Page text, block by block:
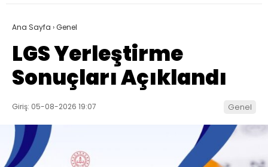
Ana Sayfa ›Genel
LGS Yerleştirme
Sonuçları Açıklandı
Giriş: 05-08-2026 19:07 Genel